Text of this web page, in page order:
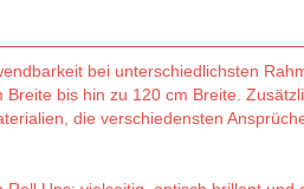
bei unterschiedlichsten
bis hin zu 120 cm Breite.
die verschiedensten